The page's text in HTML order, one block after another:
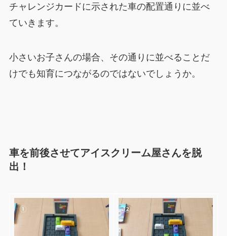
チャレンジカードに示された車の配置通りに並べ
ていきます。
小さいお子さんの場合、その通りに並べることだ
けでも知育につながるのではないでしょうか。
車を前後させてアイスクリーム屋さんを脱
出！